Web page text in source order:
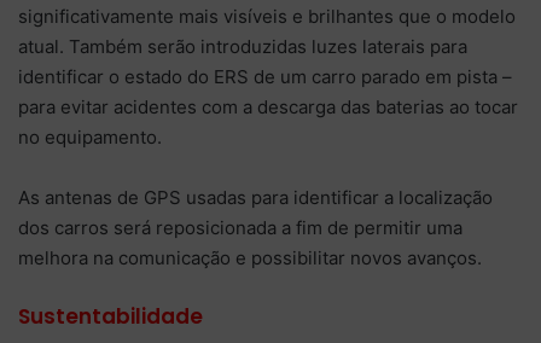
significativamente mais visíveis e brilhantes que o modelo
atual. Também serão introduzidas luzes laterais para
identificar o estado do ERS de um carro parado em pista –
para evitar acidentes com a descarga das baterias ao tocar
no equipamento.
As antenas de GPS usadas para identificar a localização
dos carros será reposicionada a fim de permitir uma
melhora na comunicação e possibilitar novos avanços.
Sustentabilidade